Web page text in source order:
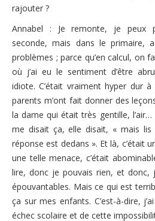
rajouter ?
Annabel : Je remonte, je peux
seconde, mais dans le primaire,
problèmes ; parce qu’en calcul, on
où j’ai eu le sentiment d’être
idiote. C’était vraiment hyper dur
parents m’ont fait donner des
la dame qui était très gentille, l’air…
me disait ça, elle disait, « mais lis
réponse est dedans ». Et là, c’était
une telle menace, c’était
lire, donc je pouvais rien, et donc,
épouvantables. Mais ce qui est
ça sur mes enfants. C’est-à-dire,
échec scolaire et de cette